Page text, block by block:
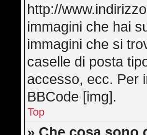
http://
immagini che hai
immagini che si
caselle di posta
accesso, ecc. Per
BBCode [img].
Top